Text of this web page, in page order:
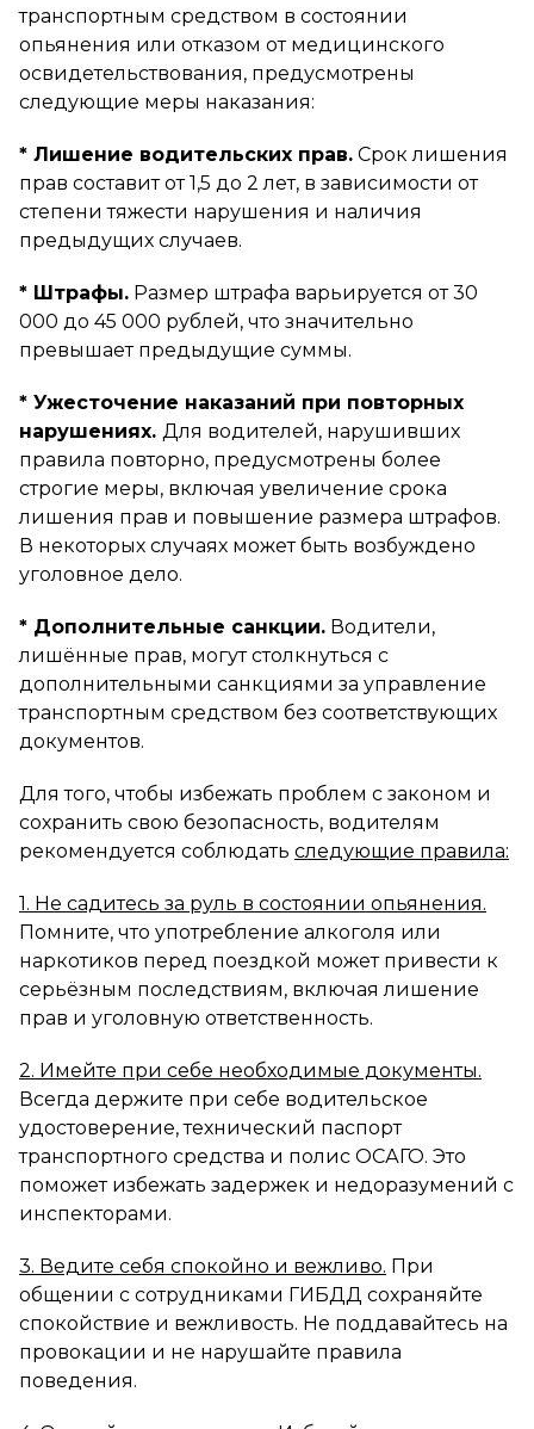
транспортным средством в состоянии
опьянения или отказом от медицинского
освидетельствования, предусмотрены
следующие меры наказания:
* Лишение водительских прав. Срок лишения
прав составит от 1,5 до 2 лет, в зависимости от
степени тяжести нарушения и наличия
предыдущих случаев.
* Штрафы. Размер штрафа варьируется от 30
000 до 45 000 рублей, что значительно
превышает предыдущие суммы.
* Ужесточение наказаний при повторных
нарушениях. Для водителей, нарушивших
правила повторно, предусмотрены более
строгие меры, включая увеличение срока
лишения прав и повышение размера штрафов.
В некоторых случаях может быть возбуждено
уголовное дело.
* Дополнительные санкции. Водители,
лишённые прав, могут столкнуться с
дополнительными санкциями за управление
транспортным средством без соответствующих
документов.
Для того, чтобы избежать проблем с законом и
сохранить свою безопасность, водителям
рекомендуется соблюдать следующие правила:
1. Не садитесь за руль в состоянии опьянения.
Помните, что употребление алкоголя или
наркотиков перед поездкой может привести к
серьёзным последствиям, включая лишение
прав и уголовную ответственность.
2. Имейте при себе необходимые документы.
Всегда держите при себе водительское
удостоверение, технический паспорт
транспортного средства и полис ОСАГО. Это
поможет избежать задержек и недоразумений с
инспекторами.
3. Ведите себя спокойно и вежливо. При
общении с сотрудниками ГИБДД сохраняйте
спокойствие и вежливость. Не поддавайтесь на
провокации и не нарушайте правила
поведения.